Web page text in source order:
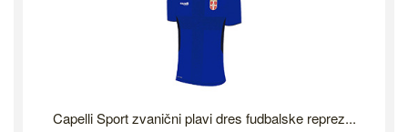
Capelli Sport zvanični plavi dres fudbalske reprez...